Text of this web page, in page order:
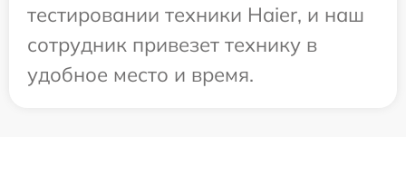
тестировании техники Haier, и наш
сотрудник привезет технику в
удобное место и время.